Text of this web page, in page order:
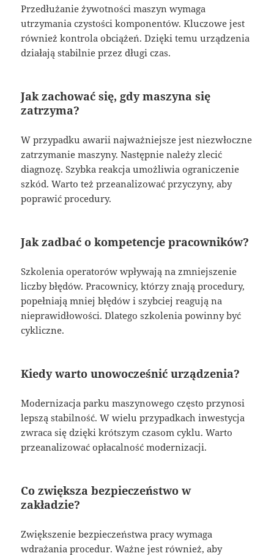
Przedłużanie żywotności maszyn wymaga
utrzymania czystości komponentów. Kluczowe jest
również kontrola obciążeń. Dzięki temu urządzenia
działają stabilnie przez długi czas.
Jak zachować się, gdy maszyna się
zatrzyma?
W przypadku awarii najważniejsze jest niezwłoczne
zatrzymanie maszyny. Następnie należy zlecić
diagnozę. Szybka reakcja umożliwia ograniczenie
szkód. Warto też przeanalizować przyczyny, aby
poprawić procedury.
Jak zadbać o kompetencje pracowników?
Szkolenia operatorów wpływają na zmniejszenie
liczby błędów. Pracownicy, którzy znają procedury,
popełniają mniej błędów i szybciej reagują na
nieprawidłowości. Dlatego szkolenia powinny być
cykliczne.
Kiedy warto unowocześnić urządzenia?
Modernizacja parku maszynowego często przynosi
lepszą stabilność. W wielu przypadkach inwestycja
zwraca się dzięki krótszym czasom cyklu. Warto
przeanalizować opłacalność modernizacji.
Co zwiększa bezpieczeństwo w
zakładzie?
Zwiększenie bezpieczeństwa pracy wymaga
wdrażania procedur. Ważne jest również, aby